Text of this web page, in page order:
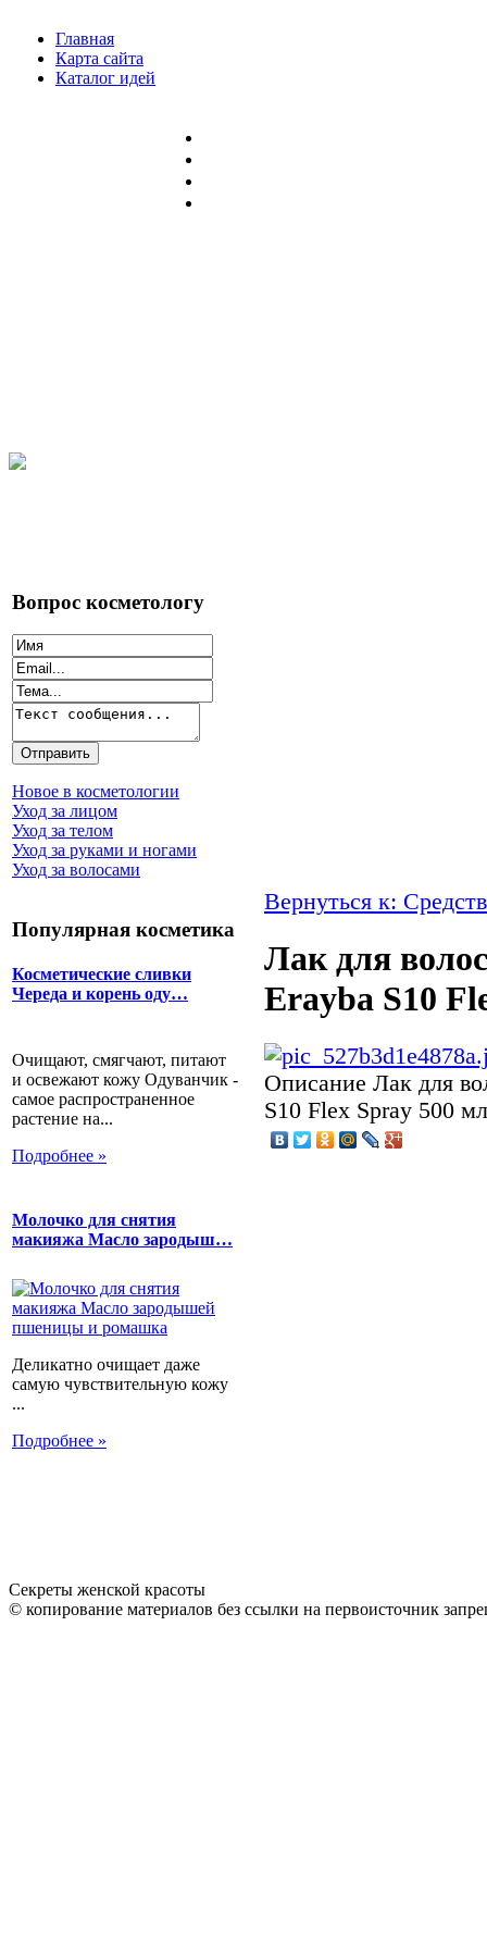
Главная
Карта сайта
Каталог идей
Вопрос косметологу
Новое в косметологии
Уход за лицом
Уход за телом
Уход за руками и ногами
Уход за волосами
Популярная косметика
Косметические сливки
Череда и корень оду…
Очищают, смягчают, питают
и освежают кожу Одуванчик -
самое распространенное
растение на...
Подробнее »
Молочко для снятия
макияжа Масло зародыш…
Деликатно очищает даже
самую чувствительную кожу
...
Подробнее »
Вернуться к:
Лак для
Erayba S10
Описание Лак для
S10 Flex Spray 500
Секреты женской красоты
© копирование материалов без ссылки на первоисточник